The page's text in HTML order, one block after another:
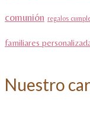
comunión regalos
familiares
Nuestro